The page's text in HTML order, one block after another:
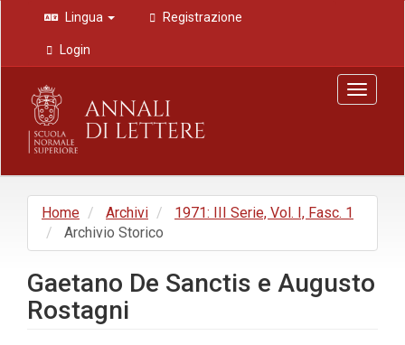
Navigazione
principale
Contenuto
principale
Barra
laterale
Lingua Registrazione
Login
Toggle
Home Archivi
1971: III Serie, Vol. I, Fasc. 1
Archivio Storico
Gaetano De Sanctis e Augusto
Rostagni